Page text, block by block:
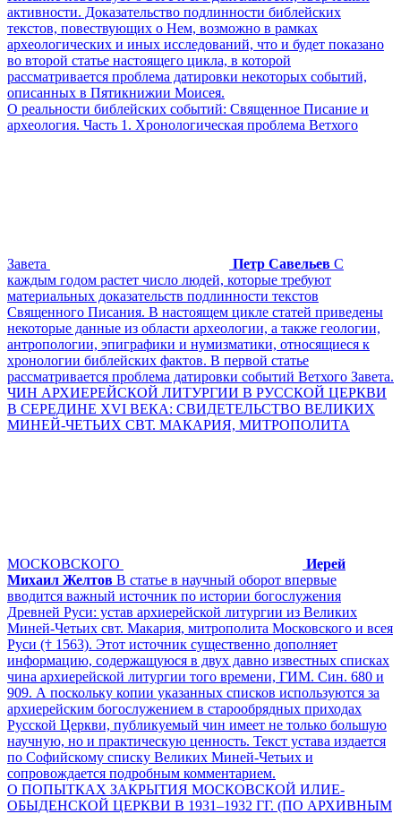
активности. Доказательство подлинности библейских
текстов, повествующих о Нем, возможно в рамках
археологических и иных исследований, что и будет показано
во второй статье настоящего цикла, в которой
рассматривается проблема датировки некоторых событий,
описанных в Пятикнижии Моисея.
О реальности библейских событий: Священное Писание и
археология. Часть 1. Хронологическая проблема Ветхого
Завета Петр Савельев С
каждым годом растет число людей, которые требуют
материальных доказательств подлинности текстов
Священного Писания. В настоящем цикле статей приведены
некоторые данные из области археологии, а также геологии,
антропологии, эпиграфики и нумизматики, относящиеся к
хронологии библейских фактов. В первой статье
рассматривается проблема датировки событий Ветхого Завета.
ЧИН АРХИЕРЕЙСКОЙ ЛИТУРГИИ В РУССКОЙ ЦЕРКВИ
В СЕРЕДИНЕ XVI ВЕКА: СВИДЕТЕЛЬСТВО ВЕЛИКИХ
МИНЕЙ-ЧЕТЬИХ СВТ. МАКАРИЯ, МИТРОПОЛИТА
МОСКОВСКОГО
Иерей
Михаил Желтов В статье в научный оборот впервые
вводится важный источник по истории богослужения
Древней Руси: устав архиерейской литургии из Великих
Миней-Четьих свт. Макария, митрополита Московского и всея
Руси († 1563). Этот источник существенно дополняет
информацию, содержащуюся в двух давно известных списках
чина архиерейской литургии того времени, ГИМ. Син. 680 и
909. А поскольку копии указанных списков используются за
архиерейским богослужением в старообрядных приходах
Русской Церкви, публикуемый чин имеет не только большую
научную, но и практическую ценность. Текст устава издается
по Софийскому списку Великих Миней-Четьих и
сопровождается подробным комментарием.
О ПОПЫТКАХ ЗАКРЫТИЯ МОСКОВСКОЙ ИЛИЕ-
ОБЫДЕНСКОЙ ЦЕРКВИ В 1931–1932 ГГ. (ПО АРХИВНЫМ